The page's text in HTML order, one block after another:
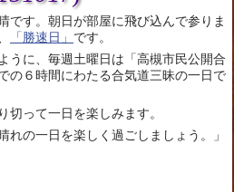
です。朝日が部屋に飛び込んで参りま
「勝速日」 です。
うに、毎週土曜日は「高槻市民公開合
の６時間にわたる合気道三昧の一日で
切って一日を楽しみます。
れの一日を楽しく過ごしましょう。」